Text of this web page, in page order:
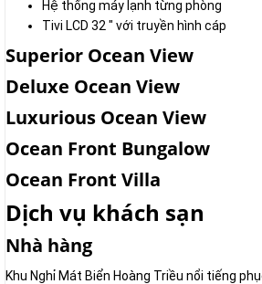
Hệ thống máy lạnh từng phòng
Tivi LCD 32 " với truyền hình cáp
Superior Ocean View
Deluxe Ocean View
Luxurious Ocean View
Ocean Front Bungalow
Ocean Front Villa
Dịch vụ khách sạn
Nhà hàng
Khu Nghỉ Mát Biển Hoàng Triều nổi tiếng